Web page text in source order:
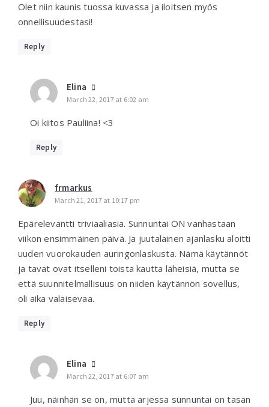
Olet niin kaunis tuossa kuvassa ja iloitsen myös
onnellisuudestasi!
Reply
Elina
March 22, 2017 at 6:02 am
Oi kiitos Pauliina! <3
Reply
frmarkus
March 21, 2017 at 10:17 pm
Epärelevantti triviaaliasia. Sunnuntai ON vanhastaan
viikon ensimmäinen päivä. Ja juutalainen ajanlasku aloitti
uuden vuorokauden auringonlaskusta. Nämä käytännöt
ja tavat ovat itselleni toista kautta läheisiä, mutta se
että suunnitelmallisuus on niiden käytännön sovellus,
oli aika valaisevaa.
Reply
Elina
March 22, 2017 at 6:07 am
Juu, näinhän se on, mutta arjessa sunnuntai on tasan